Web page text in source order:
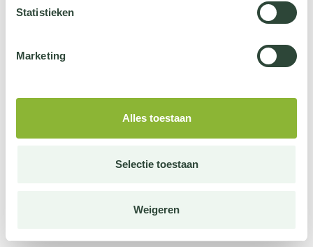
Statistieken
Marketing
Alles toestaan
Selectie toestaan
Weigeren